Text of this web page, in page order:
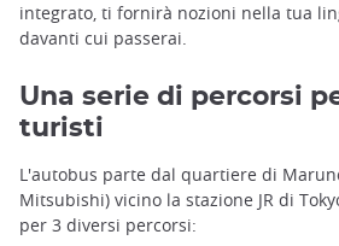
integrato, ti fornirà nozioni nella tua
davanti cui passerai.
Una serie di percorsi
turisti
L'autobus parte dal quartiere di
Mitsubishi) vicino la stazione JR di
per 3 diversi percorsi: